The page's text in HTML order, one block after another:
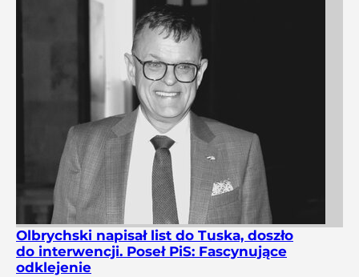
Olbrychski napisał list do Tuska, doszło
do interwencji. Poseł PiS: Fascynujące
odklejenie